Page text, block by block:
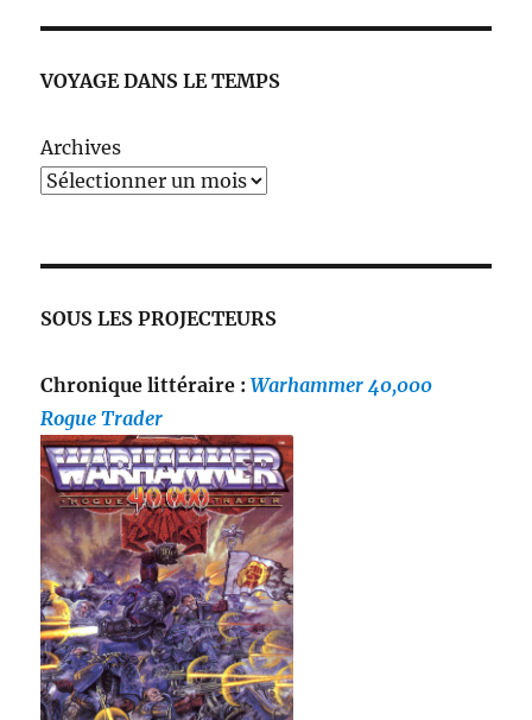
VOYAGE DANS LE TEMPS
Archives
SOUS LES PROJECTEURS
Chronique littéraire :Warhammer 40,000
Rogue Trader